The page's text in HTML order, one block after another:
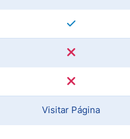
Visitar Página